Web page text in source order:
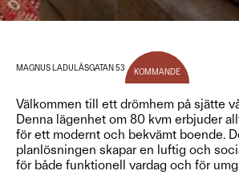
MAGNUS LADULÅSGATAN 53 KOMMANDE
Välkommen till ett drömhem på sjätte
Denna lägenhet om 80 kvm erbjuder
för ett modernt och bekvämt boende.
planlösningen skapar en luftig och
för både funktionell vardag och för